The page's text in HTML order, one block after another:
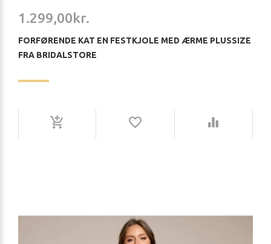
1.299,00kr.
FORFØRENDE KAT EN FESTKJOLE MED ÆRME PLUSSIZE
FRA BRIDALSTORE